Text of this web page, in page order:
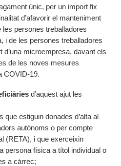
únic, per un import fix
d’afavorir el manteniment
les persones treballadores
i de les persones treballadores
d’una microempresa, davant els
de les noves mesures
COVID-19.
d’aquest ajut les
que estiguin donades d’alta al
autònoms o per compte
(RETA), i que exerceixin
persona física a títol individual o
a càrrec;